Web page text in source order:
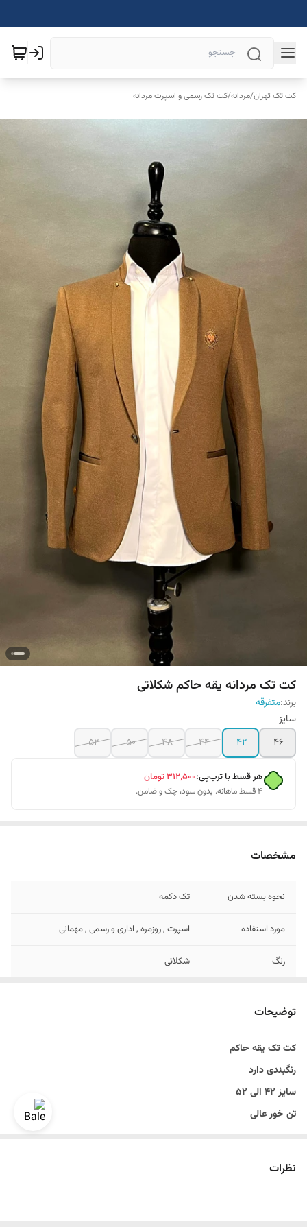
کت تک تهران/مردانه/کت تک رسمی و اسپرت مردانه
کت تک مردانه یقه حاکم شکلاتی
برند:متفرقه
سایز
46
42
44
48
50
52
هر قسط با ترب‌پی:۳۱۲٬۵۰۰تومان
۴ قسط ماهانه. بدون سود، چک و ضامن.
مشخصات
نحوه بسته شدن تک دکمه
مورد استفاده اسپرت , روزمره , اداری و رسمی , مهمانی
رنگ شکلاتی
جنس
توضیحات
کت تک یقه حاکم
رنگبندی دارد
سایز ۴۲ الی ۵۲
تن خور عالی
نظرات